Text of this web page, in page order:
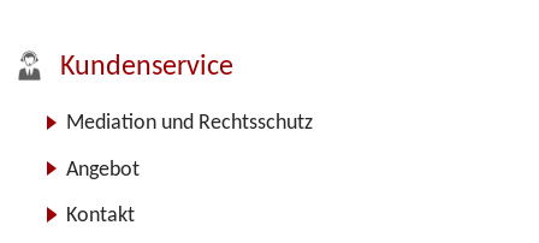
Kundenservice
Mediation und Rechtsschutz
Angebot
Kontakt